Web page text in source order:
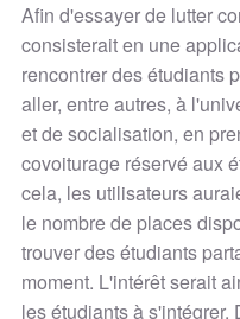
Afin d'essayer de lutter
consisterait en une
rencontrer des étudiants
aller, entre autres, à
et de socialisation, en
covoiturage réservé aux
cela, les utilisateurs
le nombre de places
trouver des étudiants
moment. L'intérêt serait
les étudiants à s'intégrer.